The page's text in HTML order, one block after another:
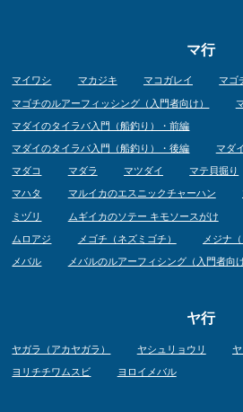
マ行
マイワシ マカジキ マコガレイ マゴ
マゴチのルアーフィッシング（入門者向け）
マダイのタイラバ入門（船釣り）・前編
マダイのタイラバ入門（船釣り）・後編 マダ
マダコ マダラ マツダイ マテ貝掘り
マハタ マルイカのエスニックチャーハン
ミヅリ ムギイカのソテー キモソースがけ
ムロアジ メゴチ（ネズミゴチ） メジナ（
メバル メバルのルアーフィシング（入門者向け
ヤ行
ヤガラ（アカヤガラ） ヤシュリョウリ
ヨリチチワムスビ ヨロイメバル